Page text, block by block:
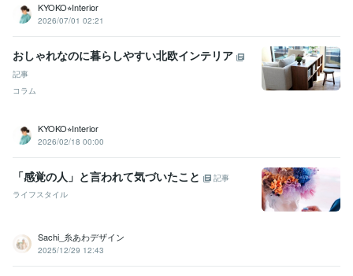
KYOKO⭐︎Interior
2026/07/01 02:21
おしゃれなのに暮らしやすい北欧インテリア
記事
コラム
KYOKO⭐︎Interior
2026/02/18 00:00
「感覚の人」と言われて気づいたこと
記事
ライフスタイル
Sachi_糸あわデザイン
2025/12/29 12:43